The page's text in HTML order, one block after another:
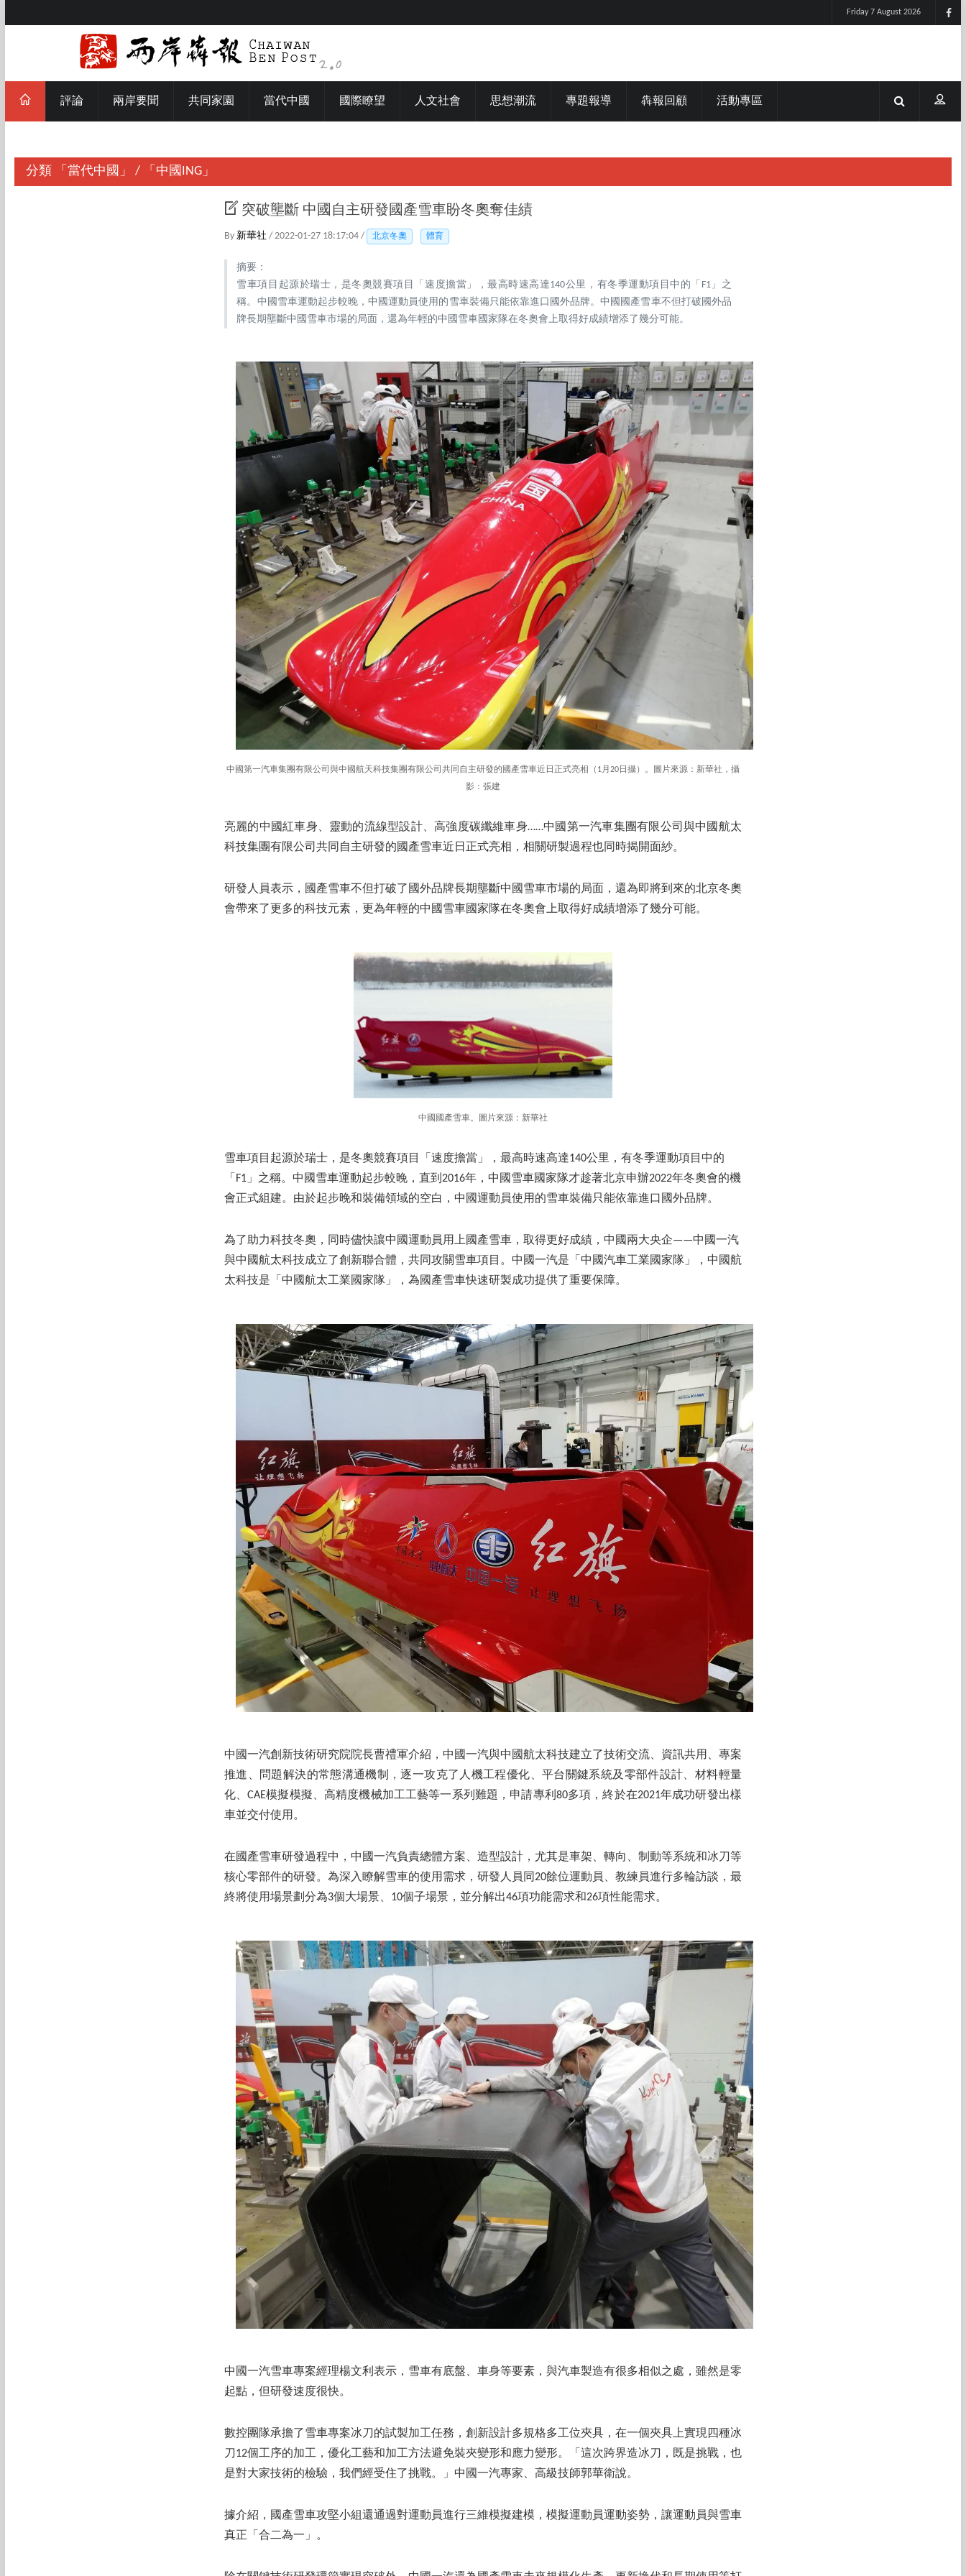
Friday 7 August 2026
評論 兩岸要聞 共同家園 當代中國 國際瞭望 人文社會 思想潮流 專題報導 犇報回顧 活動專區
分類 「當代中國」 / 「中國ING」
突破壟斷 中國自主研發國產雪車盼冬奧奪佳績
By 新華社 / 2022-01-27 18:17:04 / 北京冬奧 體育
摘要：
雪車項目起源於瑞士，是冬奧競賽項目「速度擔當」，最高時速高達140公里，有冬季運動項目中的「F1」之
稱。中國雪車運動起步較晚，中國運動員使用的雪車裝備只能依靠進口國外品牌。中國國產雪車不但打破國外品
牌長期壟斷中國雪車市場的局面，還為年輕的中國雪車國家隊在冬奧會上取得好成績增添了幾分可能。
中國第一汽車集團有限公司與中國航天科技集團有限公司共同自主研發的國產雪車近日正式亮相（1月20日攝）。圖片來源：新華社，攝
影：張建
亮麗的中國紅車身、靈動的流線型設計、高強度碳纖維車身……中國第一汽車集團有限公司與中國航太
科技集團有限公司共同自主研發的國產雪車近日正式亮相，相關研製過程也同時揭開面紗。
研發人員表示，國產雪車不但打破了國外品牌長期壟斷中國雪車市場的局面，還為即將到來的北京冬奧
會帶來了更多的科技元素，更為年輕的中國雪車國家隊在冬奧會上取得好成績增添了幾分可能。
中國國產雪車。圖片來源：新華社
雪車項目 起源於瑞士，是冬奧競賽項目 「速度擔當」，最高時速高達140公里，有冬季運動項目 中的
「F1」之稱。中國雪車運動起步較晚，直到2016年，中國雪車國家隊才趁著北京申辦2022年冬奧會的機
會正式組建。由於起步晚和裝備領域的空白，中國運動員使用的雪車裝備只能依靠進口國外品牌。
為了助力科技冬奧，同時儘快讓中國運動員用上國產雪車，取得更好成績，中國兩大央企——中國一汽
與中國航太科技成立了創新聯合體，共同攻關雪車項目 。中國一汽是「中國汽車工業國家隊」，中國航
太科技是「中國航太工業國家隊」，為國產雪車快速研製成功提供了重要保障。
中國一汽創新技術研究院院長曹禮軍介紹，中國一汽與中國航太科技建立了技術交流、資訊共用、專案
推進、問題解決的常態溝通機制，逐一攻克了人機工程優化、平台關鍵系統及零部件設計、材料輕量
化、CAE模擬模擬、高精度機械加工工藝等一系列難題，申請專利80多項，終於在2021年成功研發出樣
車並交付使用。
在國產雪車研發過程中，中國一汽負責總體方案、造型設計，尤其是車架、轉向、制動等系統和冰刀等
核心零部件的研發。為深入瞭解雪車的使用需求，研發人員同20餘位運動員、教練員進行多輪訪談，最
終將使用場景劃分為3個大場景、10個子場景，並分解出46項功能需求和26項性能需求。
中國一汽雪車專案經理楊文利表示，雪車有底盤、車身等要素，與汽車製造有很多相似之處，雖然是零
起點，但研發速度很快。
數控團隊承擔了雪車專案冰刀的試製加工任務，創新設計多規格多工位夾具，在一個夾具上實現四種冰
刀12個工序的加工，優化工藝和加工方法避免裝夾變形和應力變形。「這次跨界造冰刀，既是挑戰，也
是對大家技術的檢驗，我們經受住了挑戰。」中國一汽專家、高級技師郭華衛說。
據介紹，國產雪車攻堅小組還通過對運動員進行三維模擬建模，模擬運動員運動姿勢，讓運動員與雪車
真正「合二為一」。